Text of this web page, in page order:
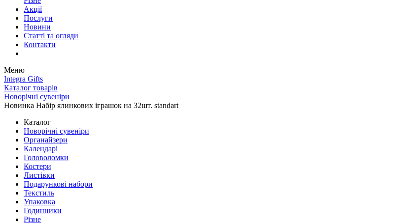
Акції
Послуги
Новини
Статті та огляди
Контакти
Меню
Integra Gifts
Каталог товарів
Новорічні сувеніри
Новинка Набір ялинкових іграшок на 32шт. standart
Каталог
Новорічні сувеніри
Органайзери
Календарі
Головоломки
Костери
Листівки
Подарункові набори
Текстиль
Упаковка
Годинники
Різне